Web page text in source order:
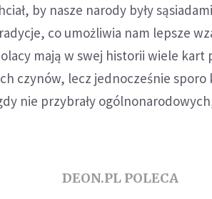
by nasze narody były
co umożliwia nam lepsze
mają w swej historii wiele kart
czynów, lecz jednocześnie
nie przybrały
DEON.PL POLECA